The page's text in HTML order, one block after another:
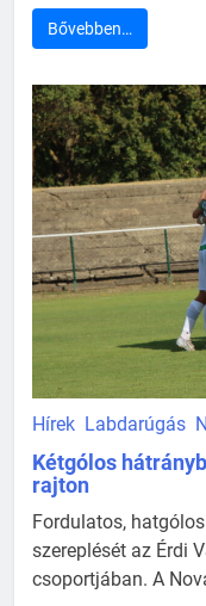
Bővebben…
Hírek Labdarúgás
Kétgólos
rajton
Fordulatos,
szereplését az Érdi
csoportjában. A